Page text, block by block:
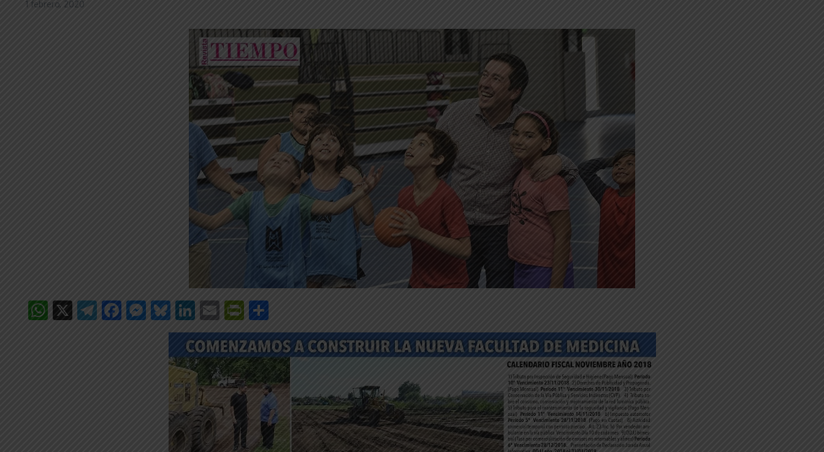
1 febrero, 2020
WhatsApp
X Telegram
Facebook
Messenger
Bluesky
LinkedIn
EmailPrintFriendly